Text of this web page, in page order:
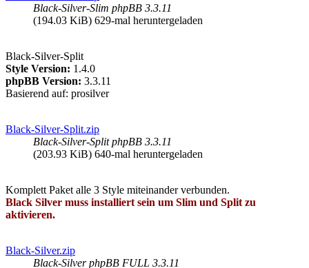
Black-Silver-Slim phpBB 3.3.11
(194.03 KiB) 629-mal heruntergeladen
Black-Silver-Split
Style Version: 1.4.0
phpBB Version: 3.3.11
Basierend auf: prosilver
Black-Silver-Split.zip
Black-Silver-Split phpBB 3.3.11
(203.93 KiB) 640-mal heruntergeladen
Komplett Paket alle 3 Style miteinander verbunden.
Black Silver muss installiert sein um Slim und Split zu
aktivieren.
Black-Silver.zip
Black-Silver phpBB FULL 3.3.11